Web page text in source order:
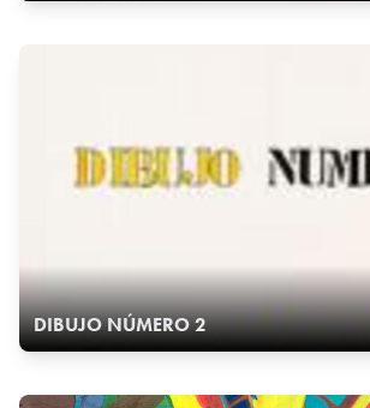
DIBUJO NÚMERO 2